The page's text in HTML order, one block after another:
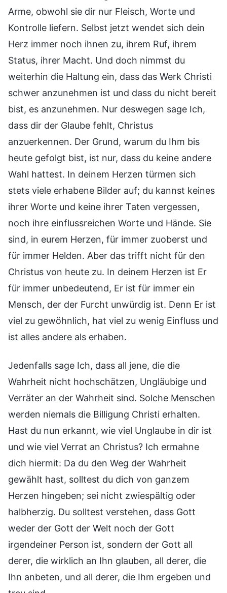
Arme, obwohl sie dir nur Fleisch, Worte und
Kontrolle liefern. Selbst jetzt wendet sich dein
Herz immer noch ihnen zu, ihrem Ruf, ihrem
Status, ihrer Macht. Und doch nimmst du
weiterhin die Haltung ein, dass das Werk Christi
schwer anzunehmen ist und dass du nicht bereit
bist, es anzunehmen. Nur deswegen sage Ich,
dass dir der Glaube fehlt, Christus
anzuerkennen. Der Grund, warum du Ihm bis
heute gefolgt bist, ist nur, dass du keine andere
Wahl hattest. In deinem Herzen türmen sich
stets viele erhabene Bilder auf; du kannst keines
ihrer Worte und keine ihrer Taten vergessen,
noch ihre einflussreichen Worte und Hände. Sie
sind, in eurem Herzen, für immer zuoberst und
für immer Helden. Aber das trifft nicht für den
Christus von heute zu. In deinem Herzen ist Er
für immer unbedeutend, Er ist für immer ein
Mensch, der der Furcht unwürdig ist. Denn Er ist
viel zu gewöhnlich, hat viel zu wenig Einfluss und
ist alles andere als erhaben.
Jedenfalls sage Ich, dass all jene, die die
Wahrheit nicht hochschätzen, Ungläubige und
Verräter an der Wahrheit sind. Solche Menschen
werden niemals die Billigung Christi erhalten.
Hast du nun erkannt, wie viel Unglaube in dir ist
und wie viel Verrat an Christus? Ich ermahne
dich hiermit: Da du den Weg der Wahrheit
gewählt hast, solltest du dich von ganzem
Herzen hingeben; sei nicht zwiespältig oder
halbherzig. Du solltest verstehen, dass Gott
weder der Gott der Welt noch der Gott
irgendeiner Person ist, sondern der Gott all
derer, die wirklich an Ihn glauben, all derer, die
Ihn anbeten, und all derer, die Ihm ergeben und